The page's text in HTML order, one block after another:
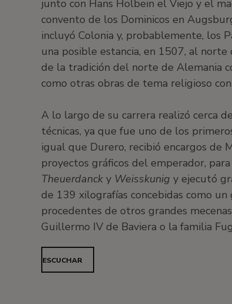
junto con Hans Holbein el Viejo y el
convento de los Dominicos en
incluyó Colonia y, probablemente, los
una posible estancia, en 1507, al
de la tradición del norte de Alemania
como otras obras de tema religioso
A lo largo de su carrera realizó cerca
técnicas, ya que fue uno de los
igual que Durero, recibió encargos de
proyectos gráficos del emperador,
Theuerdanck y Weisskunig y ejecutó
de 139 xilografías concebidas como
procedentes de otros grandes
Guillermo IV de Baviera o la familia
ESCUCHAR